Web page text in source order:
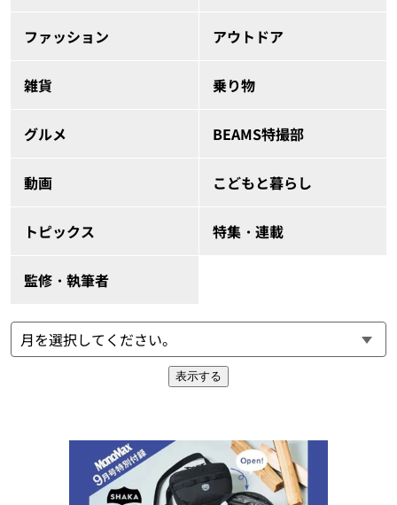
ファッション アウトドア
雑貨 乗り物
グルメ BEAMS特撮部
動画 こどもと暮らし
トピックス 特集・連載
監修・執筆者
表示する